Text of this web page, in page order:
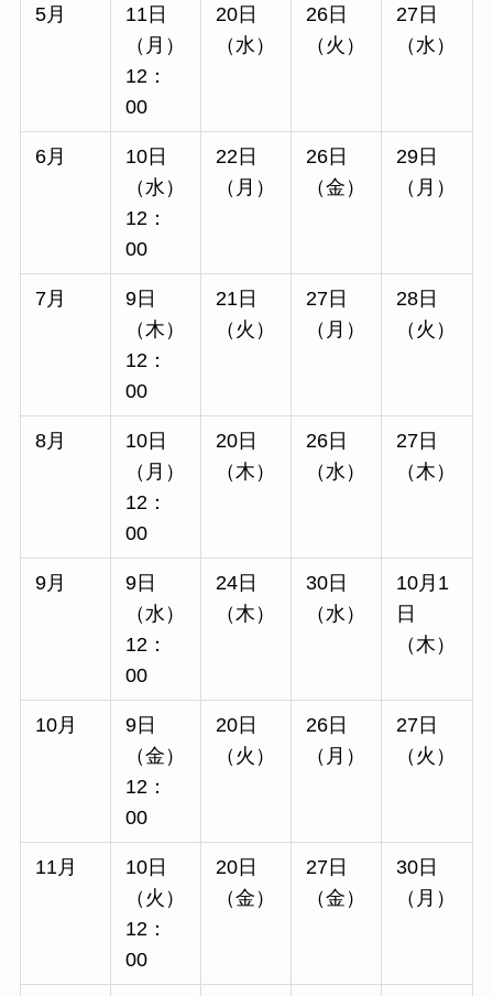
5月
11日
（月）
12：
00
20日
（水）
26日
（火）
27日
（水）
6月
10日
（水）
12：
00
22日
（月）
26日
（金）
29日
（月）
7月
9日
（木）
12：
00
21日
（火）
27日
（月）
28日
（火）
8月
10日
（月）
12：
00
20日
（木）
26日
（水）
27日
（木）
9月
9日
（水）
12：
00
24日
（木）
30日
（水）
10月1
日
（木）
10月
9日
（金）
12：
00
20日
（火）
26日
（月）
27日
（火）
11月
10日
（火）
12：
00
20日
（金）
27日
（金）
30日
（月）